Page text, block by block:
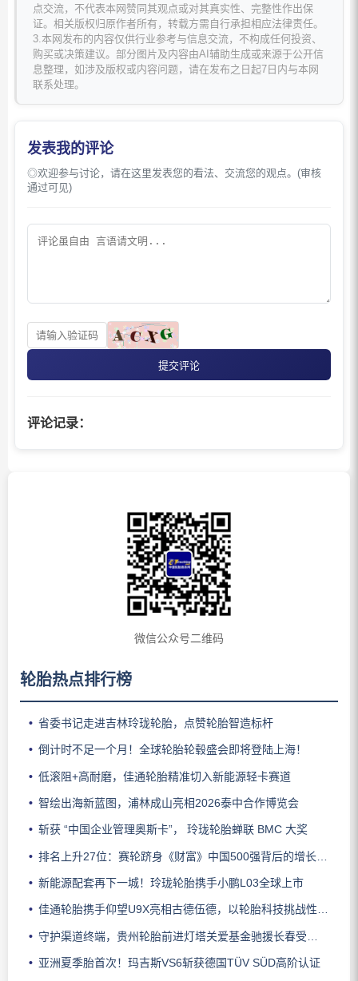
点交流，不代表本网赞同其观点或对其真实性、完整性作出保
证。相关版权归原作者所有，转载方需自行承担相应法律责任。
3.本网发布的内容仅供行业参考与信息交流，不构成任何投资、
购买或决策建议。部分图片及内容由AI辅助生成或来源于公开信
息整理，如涉及版权或内容问题，请在发布之日起7日内与本网
联系处理。
发表我的评论
◎欢迎参与讨论，请在这里发表您的看法、交流您的观点。(审核
通过可见)
提交评论
评论记录：
微信公众号二维码
轮胎热点排行榜
省委书记走进吉林玲珑轮胎，点赞轮胎智造标杆
倒计时不足一个月！全球轮胎轮毂盛会即将登陆上海！
低滚阻+高耐磨，佳通轮胎精准切入新能源轻卡赛道
智绘出海新蓝图，浦林成山亮相2026泰中合作博览会
斩获 “中国企业管理奥斯卡”， 玲珑轮胎蝉联 BMC 大奖
排名上升27位：赛轮跻身《财富》中国500强背后的增长逻辑
新能源配套再下一城！玲珑轮胎携手小鹏L03全球上市
佳通轮胎携手仰望U9X亮相古德伍德，以轮胎科技挑战性能边界
守护渠道终端，贵州轮胎前进灯塔关爱基金驰援长春受灾门店
亚洲夏季胎首次！玛吉斯VS6斩获德国TÜV SÜD高阶认证